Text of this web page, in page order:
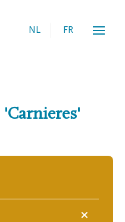
NL FR
'Carnieres'
×